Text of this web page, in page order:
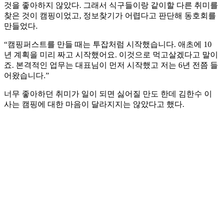
것을 좋아하지 않았다. 그래서 식구들이랑 같이할 다른 취미를
찾은 것이 캠핑이었고, 정보찾기가 어렵다고 판단해 동호회를
만들었다.
“캠핑퍼스트를 만들 때는 투잡처럼 시작했습니다. 애초에 10
년 계획을 미리 짜고 시작했어요. 이것으로 먹고살겠다고 말이
죠. 본격적인 업무는 대표님이 먼저 시작했고 저는 6년 전쯤 들
어왔습니다.”
너무 좋아하던 취미가 일이 되면 싫어질 만도 한데 김한수 이
사는 캠핑에 대한 마음이 달라지지는 않았다고 했다.